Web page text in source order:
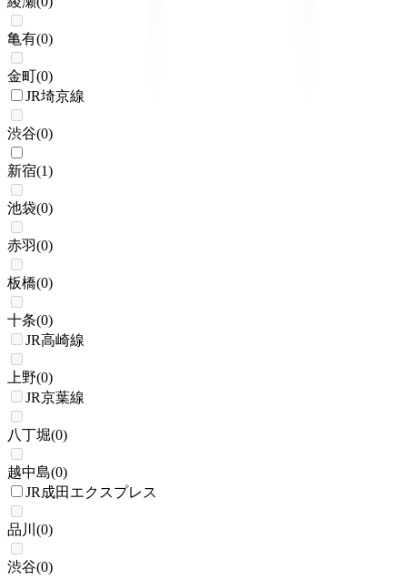
亀有(0)
金町(0)
JR埼京線
渋谷(0)
新宿(1)
池袋(0)
赤羽(0)
板橋(0)
十条(0)
JR高崎線
上野(0)
JR京葉線
八丁堀(0)
越中島(0)
JR成田エクスプレス
品川 (0)
渋谷(0)